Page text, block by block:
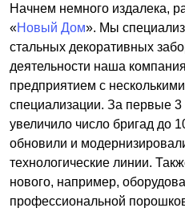
Начнем немного издалека,
«Новый Дом». Мы
стальных декоративных
деятельности наша
предприятием с
специализации. За первые
увеличило число бригад до
обновили и
технологические линии.
нового, например,
профессиональной